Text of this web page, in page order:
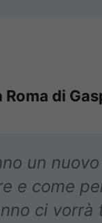
di
un nuovo
e come
ci vorrà